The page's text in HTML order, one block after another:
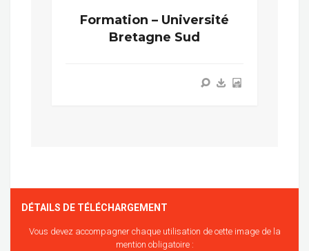
Formation – Université
Bretagne Sud
DÉTAILS DE TÉLÉCHARGEMENT
Vous devez accompagner chaque utilisation de cette image de la
mention obligatoire :